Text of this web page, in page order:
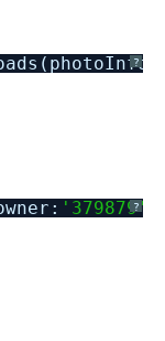
?
?
'379879'